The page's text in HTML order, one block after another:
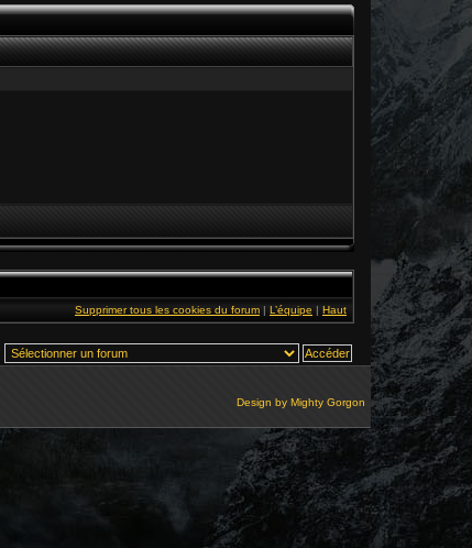
Supprimer tous les cookies du forum | L’équipe | Haut
Design by Mighty Gorgon